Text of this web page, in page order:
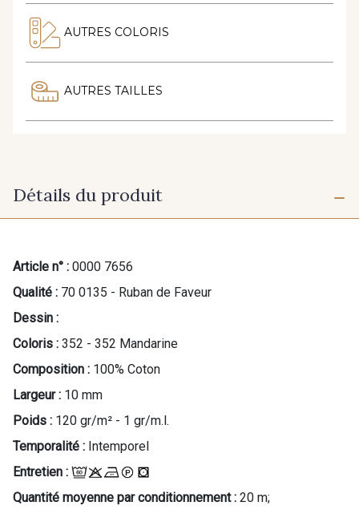
AUTRES COLORIS
AUTRES TAILLES
Détails du produit
Article n° : 0000 7656
Qualité : 70 0135 - Ruban de Faveur
Dessin :
Coloris : 352 - 352 Mandarine
Composition : 100% Coton
Largeur : 10 mm
Poids : 120 gr/m² - 1 gr/m.l.
Temporalité : Intemporel
Entretien :
Quantité moyenne par conditionnement : 20 m;